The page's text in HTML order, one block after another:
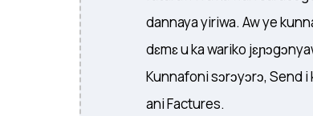
dannaya yiriwa. Aw ye
dɛmɛ u ka wariko
Kunnafoni sɔrɔyɔrɔ, Send
ani Factures.